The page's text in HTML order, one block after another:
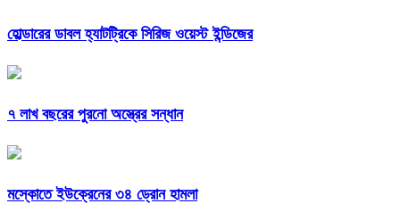
হোল্ডারের ডাবল হ্যাটট্রিকে সিরিজ ওয়েস্ট ইন্ডিজের
৭ লাখ বছরের পুরনো অস্ত্রের সন্ধান
মস্কোতে ইউক্রেনের ৩৪ ড্রোন হামলা